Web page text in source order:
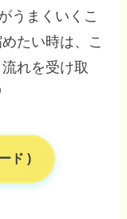
うまくいくこ
たい時は、こ
れを受け取
ド )